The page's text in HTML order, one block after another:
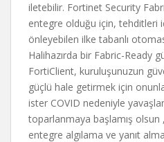
iletebilir. Fortinet Security
entegre olduğu için, tehditleri
önleyebilen ilke tabanlı
Halihazırda bir Fabric-Ready
FortiClient, kuruluşunuzun
güçlü hale getirmek için
ister COVID nedeniyle
toparlanmaya başlamış
entegre algılama ve yanıt